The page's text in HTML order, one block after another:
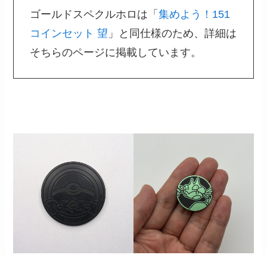
ゴールドスペクルホロは「集めよう！151
コインセット 望 」と同仕様のため、詳細は
そちらのページに掲載しています。